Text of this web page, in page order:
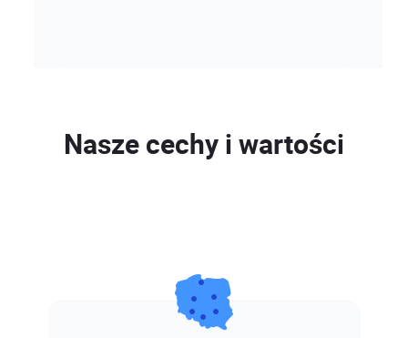
Nasze cechy i wartości